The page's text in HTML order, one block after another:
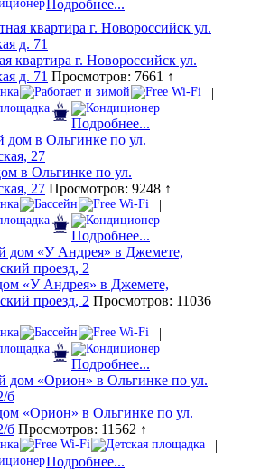
Подробнее...
квартира г. Новороссийск ул.
д. 71 Просмотров: 7661 ↑
|
Подробнее...
в Ольгинке по ул.
27 Просмотров: 9248 ↑
|
Подробнее...
«У Андрея» в Джемете,
проезд, 2 Просмотров: 11036
|
Подробнее...
«Орион» в Ольгинке по ул.
б Просмотров: 11562 ↑
|
Подробнее...